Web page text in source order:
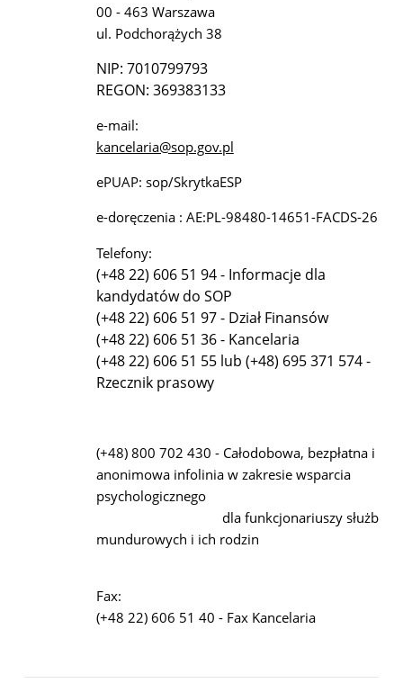
00 - 463 Warszawa
ul. Podchorążych 38
NIP: 7010799793
REGON: 369383133
e-mail:
kancelaria@sop.gov.pl
ePUAP: sop/SkrytkaESP
e-doręczenia : AE:PL-98480-14651-FACDS-26
Telefony:
(+48 22) 606 51 94 - Informacje dla
kandydatów do SOP
(+48 22) 606 51 97 - Dział Finansów
(+48 22) 606 51 36 - Kancelaria
(+48 22) 606 51 55 lub (+48) 695 371 574 -
Rzecznik prasowy
(+48) 800 702 430 - Całodobowa, bezpłatna i
anonimowa infolinia w zakresie wsparcia
psychologicznego
dla funkcjonariuszy służb
mundurowych i ich rodzin
Fax:
(+48 22) 606 51 40 - Fax Kancelaria